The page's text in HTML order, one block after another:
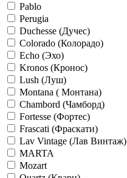
Pablo
Perugia
Duchesse (Дучес)
Colorado (Колорадо)
Echo (Эхо)
Kronos (Кронос)
Lush (Луш)
Montana ( Монтана)
Chambord (Чамборд)
Fortesse (Фортес)
Frascati (Фраскати)
Lav Vintage (Лав Винтаж)
MARTA
Mozart